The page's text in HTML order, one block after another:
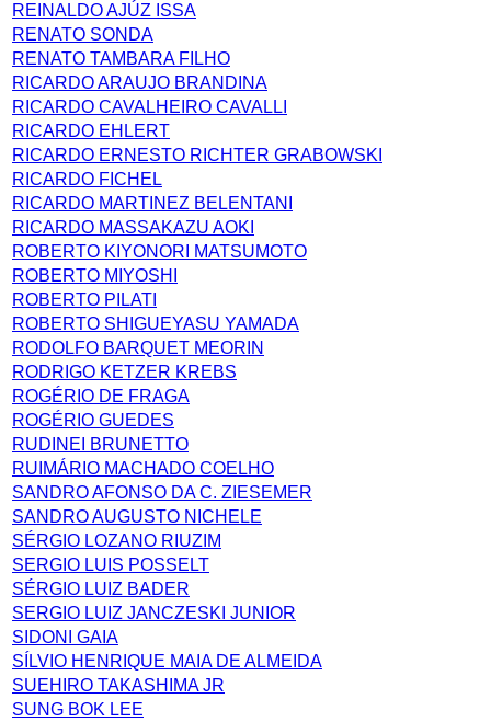
REINALDO AJÚZ ISSA
RENATO SONDA
RENATO TAMBARA FILHO
RICARDO ARAUJO BRANDINA
RICARDO CAVALHEIRO CAVALLI
RICARDO EHLERT
RICARDO ERNESTO RICHTER GRABOWSKI
RICARDO FICHEL
RICARDO MARTINEZ BELENTANI
RICARDO MASSAKAZU AOKI
ROBERTO KIYONORI MATSUMOTO
ROBERTO MIYOSHI
ROBERTO PILATI
ROBERTO SHIGUEYASU YAMADA
RODOLFO BARQUET MEORIN
RODRIGO KETZER KREBS
ROGÉRIO DE FRAGA
ROGÉRIO GUEDES
RUDINEI BRUNETTO
RUIMÁRIO MACHADO COELHO
SANDRO AFONSO DA C. ZIESEMER
SANDRO AUGUSTO NICHELE
SÉRGIO LOZANO RIUZIM
SERGIO LUIS POSSELT
SÉRGIO LUIZ BADER
SERGIO LUIZ JANCZESKI JUNIOR
SIDONI GAIA
SÍLVIO HENRIQUE MAIA DE ALMEIDA
SUEHIRO TAKASHIMA JR
SUNG BOK LEE